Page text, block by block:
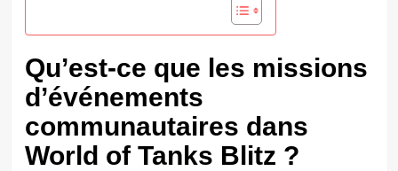
Qu’est-ce que les missions
d’événements
communautaires dans
World of Tanks Blitz ?